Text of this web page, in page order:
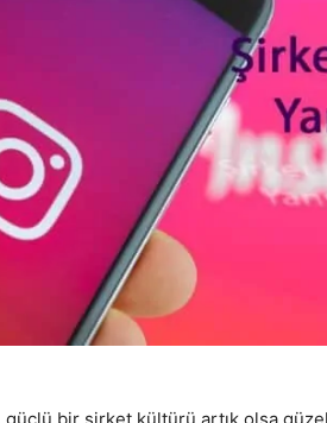
güçlü bir şirket kültürü artık olsa